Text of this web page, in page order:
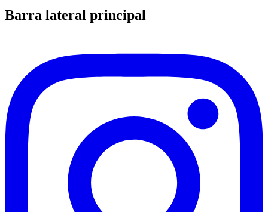
Barra lateral principal